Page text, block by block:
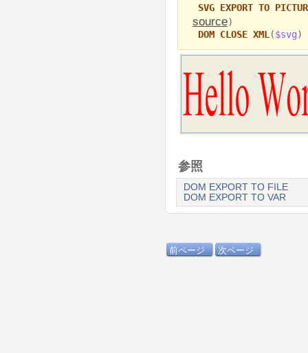
SVG EXPORT TO
source)
DOM CLOSE XML ($svg)
参照
DOM EXPORT TO FILE
DOM EXPORT TO VAR
前ページ 次ページ